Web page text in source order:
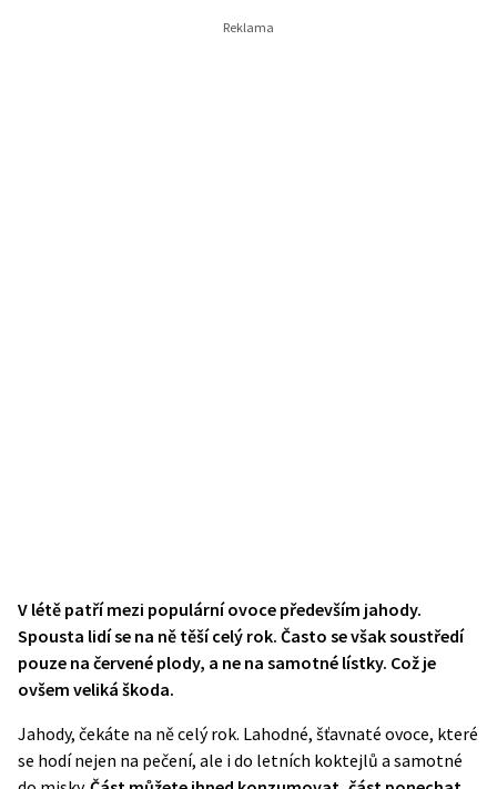
V létě patří mezi populární ovoce především jahody.
Spousta lidí se na ně těší celý rok. Často se však soustředí
pouze na červené plody, a ne na samotné lístky. Což je
ovšem veliká škoda.
Jahody, čekáte na ně celý rok. Lahodné, šťavnaté ovoce, které
se hodí nejen na pečení, ale i do letních koktejlů a samotné